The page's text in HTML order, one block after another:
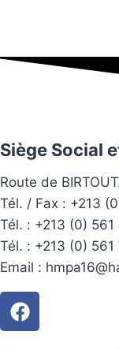
Siège Social
Route de
Tél. / Fax : +213
Tél. : +213 (0)
Tél. : +213 (0)
Email :